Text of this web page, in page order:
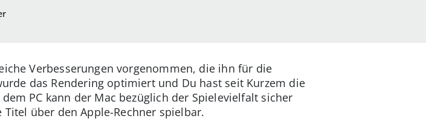
Verbesserungen vorgenommen, die ihn für die
das Rendering optimiert und Du hast seit Kurzem die
PC kann der Mac bezüglich der Spielevielfalt sicher
über den Apple-Rechner spielbar.